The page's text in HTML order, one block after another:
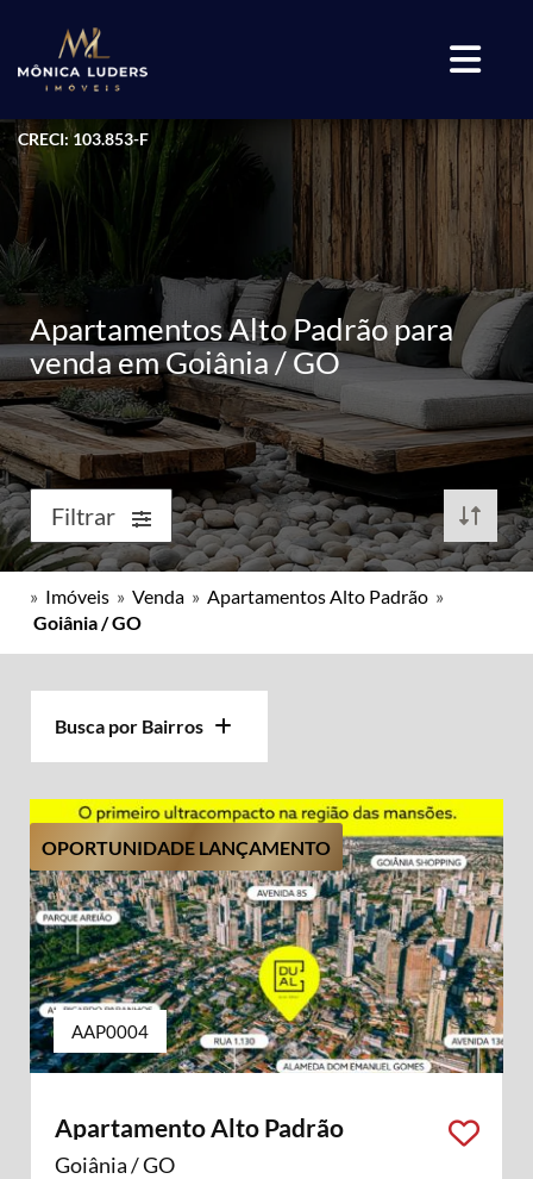
CRECI: 103.853-F
Apartamentos Alto Padrão para
venda em Goiânia / GO
Filtrar
» Imóveis » Venda » Apartamentos Alto Padrão »
Goiânia / GO
Busca por Bairros
OPORTUNIDADE LANÇAMENTO
AAP0004
Apartamento Alto Padrão
Goiânia / GO